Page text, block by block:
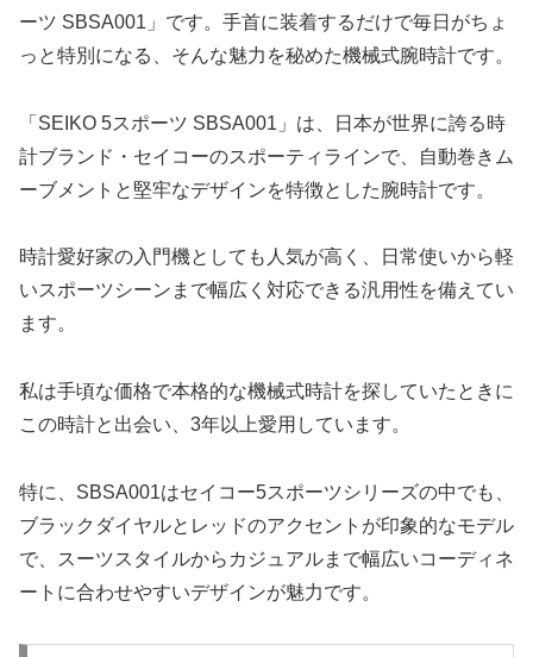
ーツ SBSA001」です。手首に装着するだけで毎日がちょ
っと特別になる、そんな魅力を秘めた機械式腕時計です。
「SEIKO 5スポーツ SBSA001」は、日本が世界に誇る時
計ブランド・セイコーのスポーティラインで、自動巻きム
ーブメントと堅牢なデザインを特徴とした腕時計です。
時計愛好家の入門機としても人気が高く、日常使いから軽
いスポーツシーンまで幅広く対応できる汎用性を備えてい
ます。
私は手頃な価格で本格的な機械式時計を探していたときに
この時計と出会い、3年以上愛用しています。
特に、SBSA001はセイコー5スポーツシリーズの中でも、
ブラックダイヤルとレッドのアクセントが印象的なモデル
で、スーツスタイルからカジュアルまで幅広いコーディネ
ートに合わせやすいデザインが魅力です。